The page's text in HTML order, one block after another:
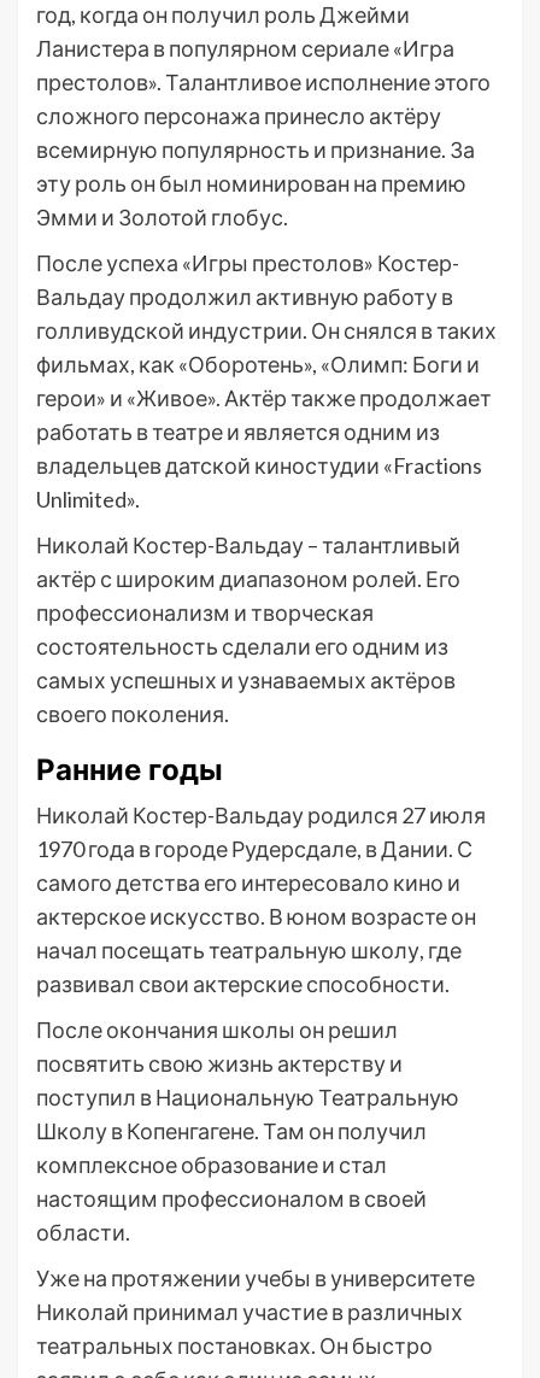
год, когда он получил роль Джейми
Ланистера в популярном сериале «Игра
престолов». Талантливое исполнение этого
сложного персонажа принесло актёру
всемирную популярность и признание. За
эту роль он был номинирован на премию
Эмми и Золотой глобус.
После успеха «Игры престолов» Костер-
Вальдау продолжил активную работу в
голливудской индустрии. Он снялся в таких
фильмах, как «Оборотень», «Олимп: Боги и
герои» и «Живое». Актёр также продолжает
работать в театре и является одним из
владельцев датской киностудии «Fractions
Unlimited».
Николай Костер-Вальдау – талантливый
актёр с широким диапазоном ролей. Его
профессионализм и творческая
состоятельность сделали его одним из
самых успешных и узнаваемых актёров
своего поколения.
Ранние годы
Николай Костер-Вальдау родился 27 июля
1970 года в городе Рудерсдале, в Дании. С
самого детства его интересовало кино и
актерское искусство. В юном возрасте он
начал посещать театральную школу, где
развивал свои актерские способности.
После окончания школы он решил
посвятить свою жизнь актерству и
поступил в Национальную Театральную
Школу в Копенгагене. Там он получил
комплексное образование и стал
настоящим профессионалом в своей
области.
Уже на протяжении учебы в университете
Николай принимал участие в различных
театральных постановках. Он быстро